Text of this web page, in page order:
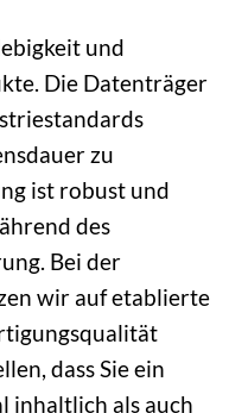
und
Die Datenträger
zu
ist robust und
des
Bei der
wir auf etablierte
dass Sie ein
inhaltlich als auch